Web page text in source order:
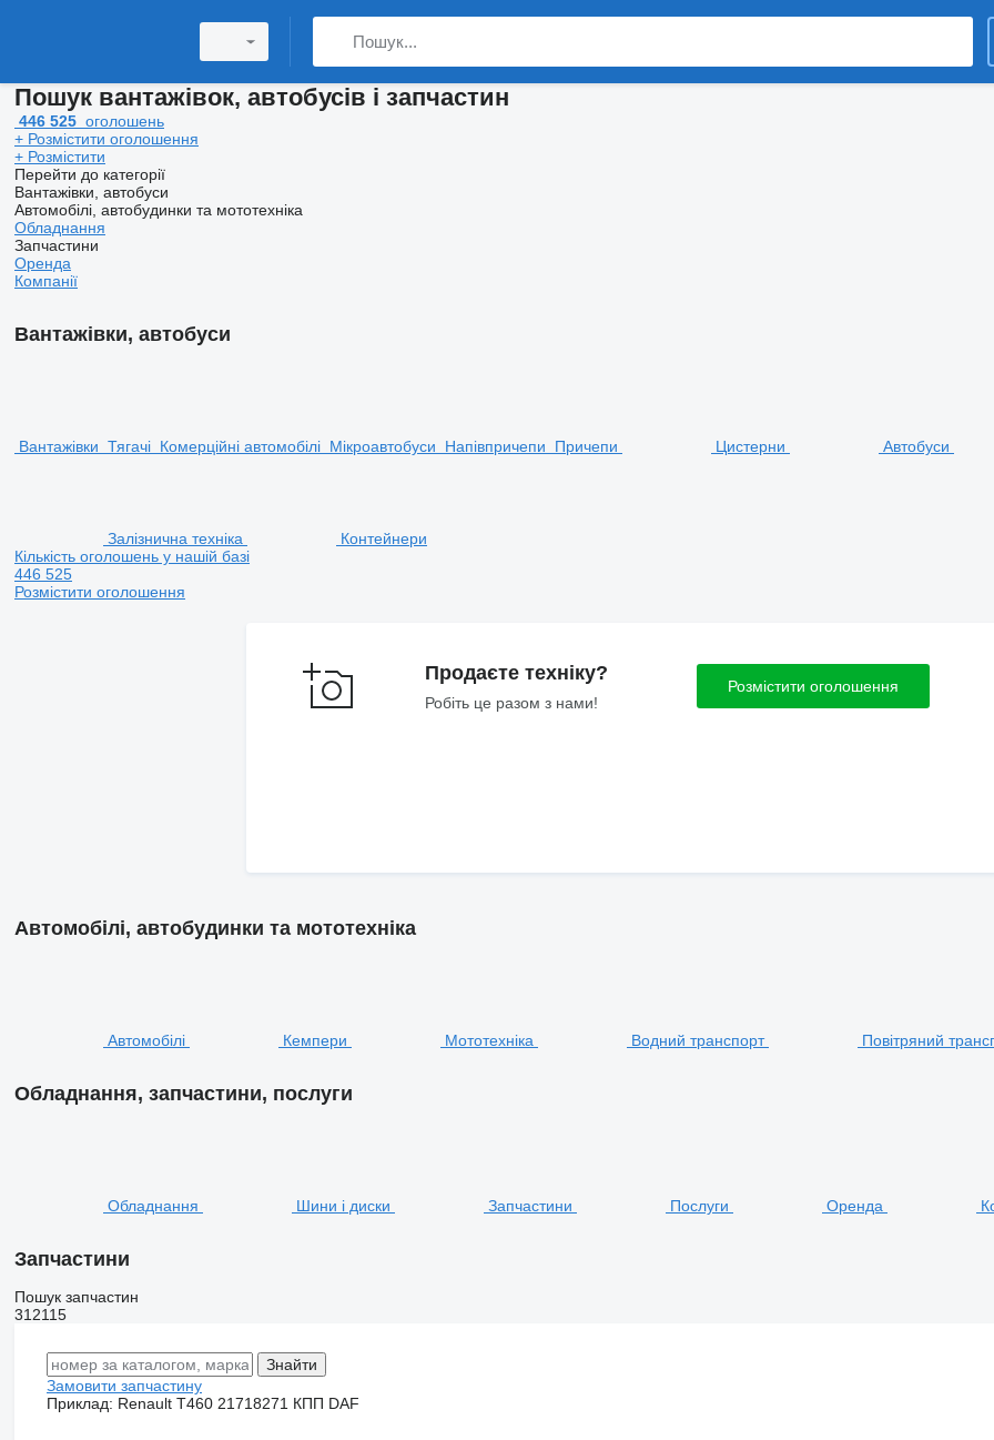
Пошук вантажівок, автобусів і запчастин
446 525 оголошень
+ Розмістити оголошення
+ Розмістити
Перейти до категорії
Вантажівки, автобуси
Автомобілі, автобудинки та мототехніка
Обладнання
Запчастини
Оренда
Компанії
Вантажівки, автобуси
Вантажівки Тягачі Комерційні автомобілі Мікроавтобуси Напівпричепи Причепи Цистерни Автобуси
Залізнична техніка
Контейнери
Кількість оголошень у нашій базі
446 525
Розмістити оголошення
Продаєте техніку?
Робіть це разом з нами!
Розмістити оголошення
Автомобілі, автобудинки та мототехніка
Автомобілі Кемпери Мототехніка Водний транспорт Повітряний
Обладнання, запчастини, послуги
Обладнання Шини і диски Запчастини Послуги Оренда
Запчастини
Пошук запчастин
312115
Замовити запчастину
Приклад: Renault T460 21718271 КПП DAF